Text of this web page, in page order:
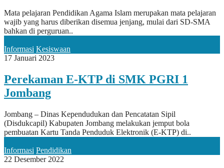
Mata pelajaran Pendidikan Agama Islam merupakan mata pelajaran
wajib yang harus diberikan disemua jenjang, mulai dari SD-SMA
bahkan di perguruan..
Informasi Kesiswaan
17 Januari 2023
Perekaman E-KTP di SMK PGRI 1
Jombang
Jombang – Dinas Kependudukan dan Pencatatan Sipil
(Disdukcapil) Kabupaten Jombang melakukan jemput bola
pembuatan Kartu Tanda Penduduk Elektronik (E-KTP) di..
Informasi Pendidikan
22 Desember 2022